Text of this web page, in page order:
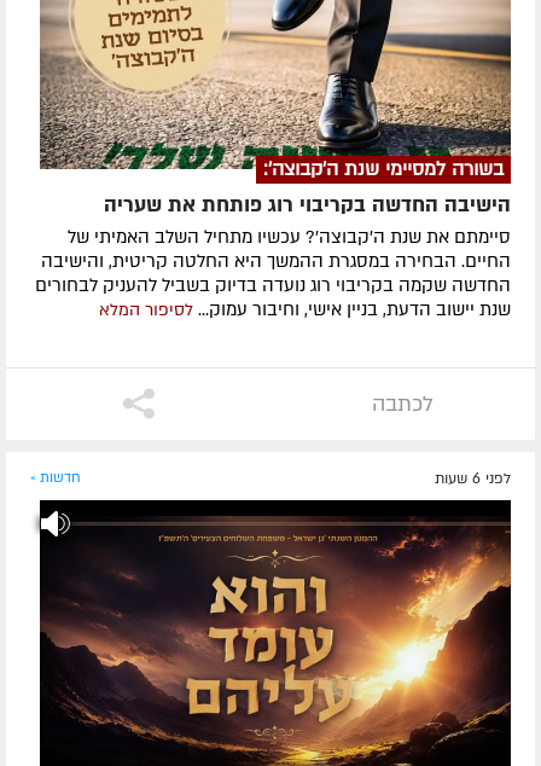
בשורה למסיימי שנת ה'קבוצה':
הישיבה החדשה בקריבוי רוג פותחת את שעריה
סיימתם את שנת ה'קבוצה'? עכשיו מתחיל השלב האמיתי של
החיים. הבחירה במסגרת ההמשך היא החלטה קריטית, והישיבה
החדשה שקמה בקריבוי רוג נועדה בדיוק בשביל להעניק לבחורים
שנת יישוב הדעת, בניין אישי, וחיבור עמוק... לסיפור המלא
לכתבה
לפני 6 שעות חדשות »